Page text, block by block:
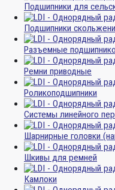
Подшипники для
Подшипники
Разъемные
Ремни приводные
Роликоподшипники
Системы линейного
Шарнирные головки
Шкивы для ремней
Камлоки